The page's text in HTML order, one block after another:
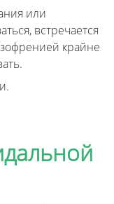
или
встречается
крайне